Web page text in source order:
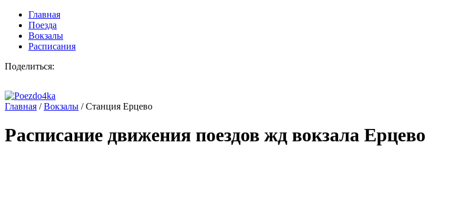
Главная
Поезда
Вокзалы
Расписания
Поделиться:
Главная /Вокзалы /Станция Ерцево
Расписание движения поездов жд вокзала Ерцево